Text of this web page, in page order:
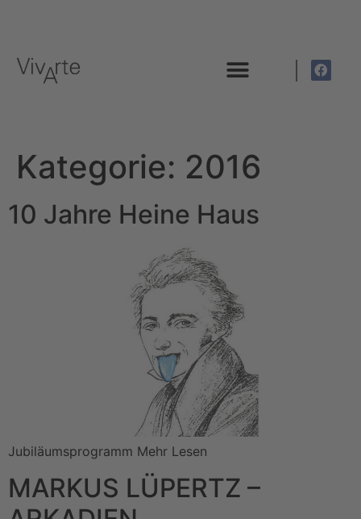
Kategorie: 2016
10 Jahre Heine Haus
Jubiläumsprogramm Mehr Lesen
MARKUS LÜPERTZ –